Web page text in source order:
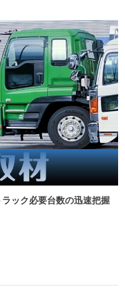
ック必要台数の迅速把握